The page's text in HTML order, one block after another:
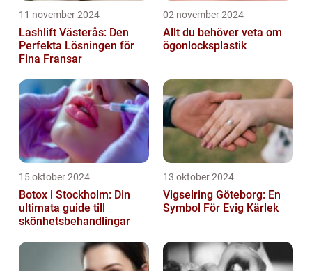
11 november 2024
Lashlift Västerås: Den
Perfekta Lösningen för
Fina Fransar
02 november 2024
Allt du behöver veta om
ögonlocksplastik
15 oktober 2024
Botox i Stockholm: Din
ultimata guide till
skönhetsbehandlingar
13 oktober 2024
Vigselring Göteborg: En
Symbol För Evig Kärlek